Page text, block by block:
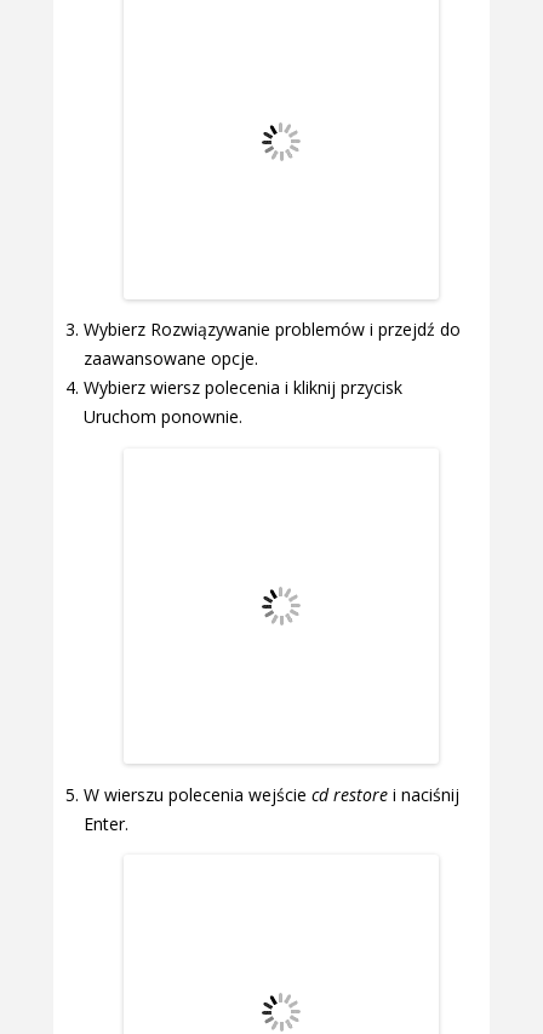
Wybierz Rozwiązywanie problemów i przejdź do
zaawansowane opcje.
Wybierz wiersz polecenia i kliknij przycisk
Uruchom ponownie.
W wierszu polecenia wejście cd restore i naciśnij
Enter.